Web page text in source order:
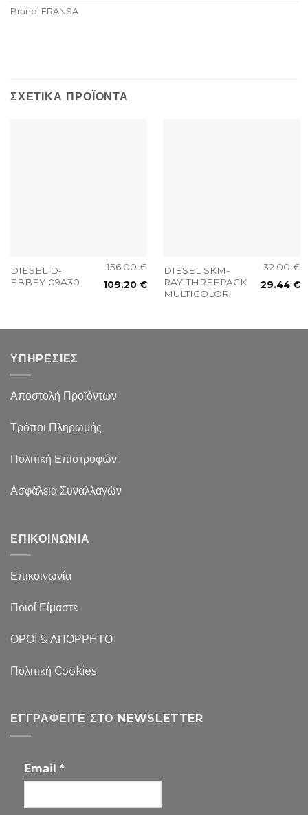
Brand: FRANSA
ΣΧΕΤΙΚΆ ΠΡΟΪΌΝΤΑ
DIESEL D-
EBBEY 09A30
156.00€
109.20€
DIESEL SKM-
RAY-THREEPACK
MULTICOLOR
32.00€
29.44€
ΥΠΗΡΕΣΙΕΣ
Αποστολή Προϊόντων
Τρόποι Πληρωμής
Πολιτική Επιστροφών
Ασφάλεια Συναλλαγών
ΕΠΙΚΟΙΝΩΝΙΑ
Επικοινωνία
Ποιοί Είμαστε
ΟΡΟΙ & ΑΠΟΡΡΗΤΟ
Πολιτική Cookies
ΕΓΓΡΑΦΕΊΤΕ ΣΤΟ NEWSLETTER
Email *